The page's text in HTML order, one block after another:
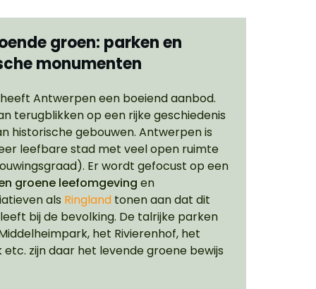
groen: parken en
monumenten
Antwerpen een boeiend aanbod.
terugblikken op een rijke geschiedenis
historische gebouwen. Antwerpen is
leefbare stad met veel open ruimte
Er wordt gefocust op een
groene leefomgeving en
als Ringland tonen aan dat dit
bij de bevolking. De talrijke parken
het Rivierenhof, het
etc. zijn daar het levende groene bewijs